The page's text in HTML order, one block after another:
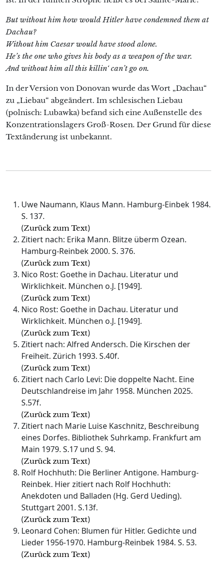
But without him how would Hitler have condemned them at
Dachau?
Without him Caesar would have stood alone.
He’s the one who gives his body as a weapon of the war.
And without him all this killin‘ can’t go on.
In der Version von Donovan wurde das Wort „Dachau“
zu „Liebau“ abgeändert. Im schlesischen Liebau
(polnisch: Lubawka) befand sich eine Außenstelle des
Konzentrationslagers Groß-Rosen. Der Grund für diese
Textänderung ist unbekannt.
Uwe Naumann, Klaus Mann. Hamburg-Einbek 1984.
S. 137.
(Zurück zum Text)
Zitiert nach: Erika Mann. Blitze überm Ozean.
Hamburg-Reinbek 2000. S. 376.
(Zurück zum Text)
Nico Rost: Goethe in Dachau. Literatur und
Wirklichkeit. München o.J. [1949].
(Zurück zum Text)
Nico Rost: Goethe in Dachau. Literatur und
Wirklichkeit. München o.J. [1949].
(Zurück zum Text)
Zitiert nach: Alfred Andersch. Die Kirschen der
Freiheit. Zürich 1993. S.40f.
(Zurück zum Text)
Zitiert nach Carlo Levi: Die doppelte Nacht. Eine
Deutschlandreise im Jahr 1958. München 2025.
S.57f.
(Zurück zum Text)
Zitiert nach Marie Luise Kaschnitz, Beschreibung
eines Dorfes. Bibliothek Suhrkamp. Frankfurt am
Main 1979. S.17 und S. 94.
(Zurück zum Text)
Rolf Hochhuth: Die Berliner Antigone. Hamburg-
Reinbek. Hier zitiert nach Rolf Hochhuth:
Anekdoten und Balladen (Hg. Gerd Ueding).
Stuttgart 2001. S.13f.
(Zurück zum Text)
Leonard Cohen: Blumen für Hitler. Gedichte und
Lieder 1956-1970. Hamburg-Reinbek 1984. S. 53.
(Zurück zum Text)